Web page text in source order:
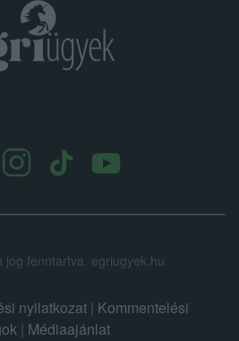
jog fenntartva. egriugyek.hu
nyilatkozat | Kommentelési
| Médiaajánlat